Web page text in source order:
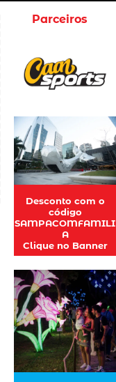
Parceiros
Desconto com o
código
SAMPACOMFAMILI
A
Clique no Banner